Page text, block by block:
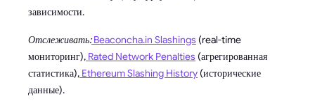
зависимости.
Отслеживать: Beaconcha.in Slashings (real-time
мониторинг), Rated Network Penalties (агрегированная
статистика), Ethereum Slashing History (исторические
данные).